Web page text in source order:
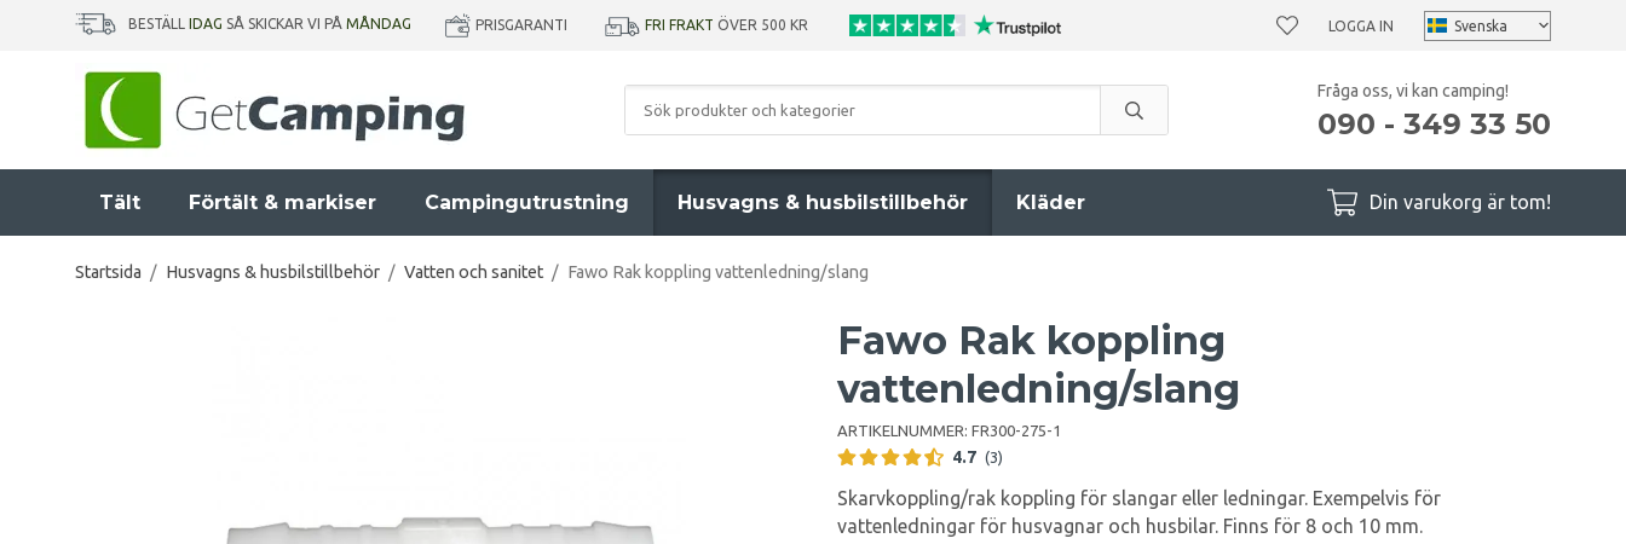
BESTÄLL IDAG SÅ SKICKAR VI PÅ MÅNDAG PRISGARANTI FRI FRAKT ÖVER 500 KR LOGGA IN
Fråga oss, vi kan camping!
090 - 349 33 50
Tält Förtält & markiser Campingutrustning Husvagns & husbilstillbehör Kläder Din varukorg är tom!
Startsida / Husvagns & husbilstillbehör / Vatten och sanitet / Fawo Rak koppling vattenledning/slang
Fawo Rak koppling
vattenledning/slang
ARTIKELNUMMER: FR300-275-1
4.7 (3)
Skarvkoppling/rak koppling för slangar eller ledningar. Exempelvis för
vattenledningar för husvagnar och husbilar. Finns för 8 och 10 mm.